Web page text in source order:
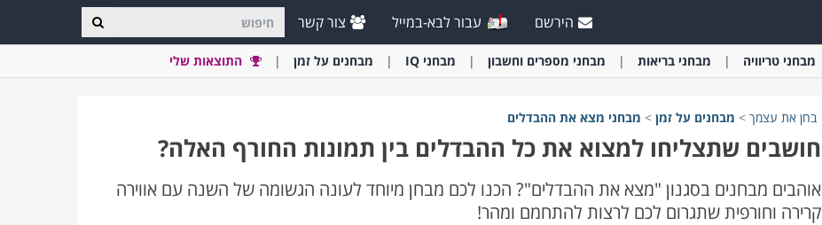
הירשם עבור לבא-במייל צור קשר
מבחני טריוויה מבחני בריאות מבחני מספרים וחשבון מבחני IQ מבחנים על זמן התוצאות שלי
בחן את עצמך > מבחנים על זמן > מבחני מצא את ההבדלים
חושבים שתצליחו למצוא את כל ההבדלים בין תמונות החורף האלה?
אוהבים מבחנים בסגנון "מצא את ההבדלים"? הכנו לכם מבחן מיוחד לעונה הגשומה של השנה עם אווירה
קרירה וחורפית שתגרום לכם לרצות להתחמם ומהר!